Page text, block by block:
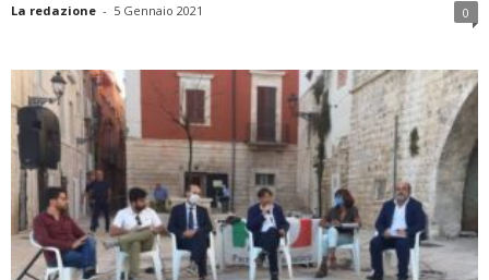
La redazione - 5 Gennaio 2021 0